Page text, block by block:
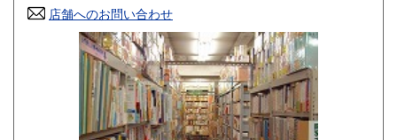
香川県 1,200円
1,200円 福岡県
1,200円 長崎県
1,200円 大分県
店舗へのお問い合わせ